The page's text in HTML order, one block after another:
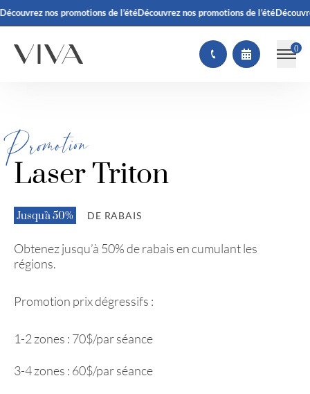
nos promotions de l’étéDécouvrez nos promotions de l’étéDécouvrez nos
()
Promotion
Laser Triton
Jusqu'à 50% DE RABAIS
Obtenez jusqu’à 50% de rabais en cumulant les
régions.
Promotion prix dégressifs :
1-2 zones : 70$/par séance
3-4 zones : 60$/par séance